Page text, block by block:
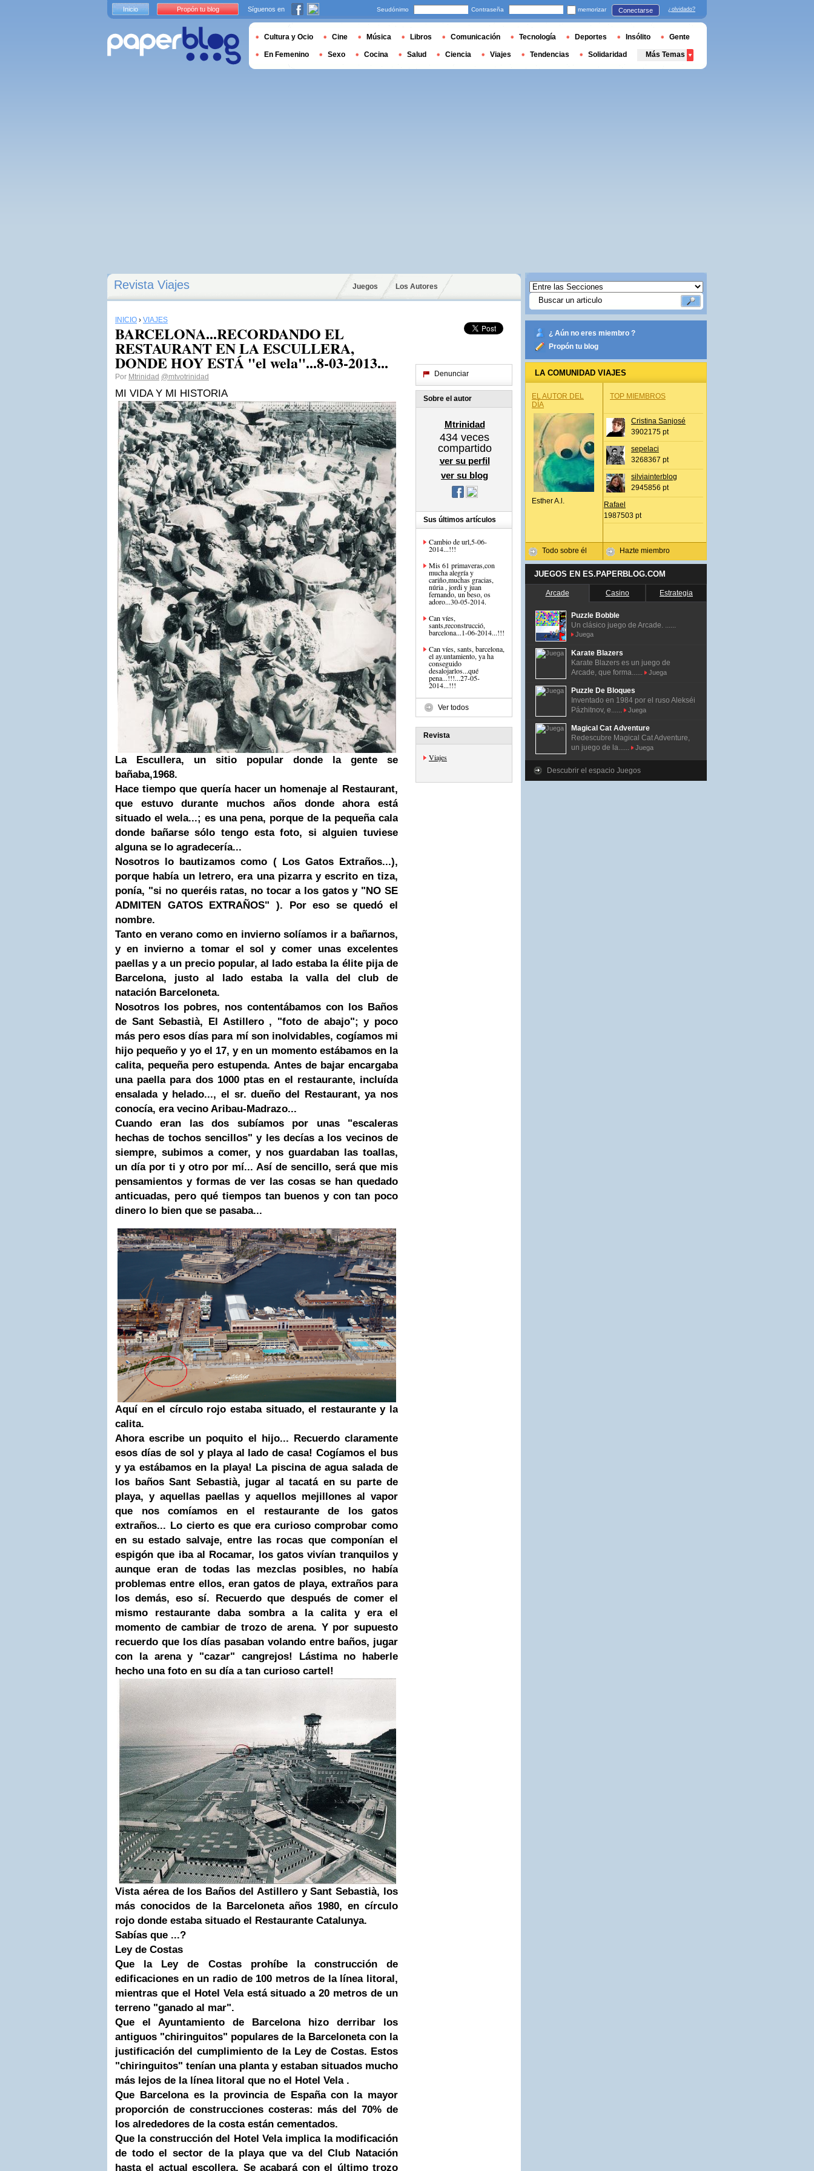
Revista Viajes Juegos Los Autores
INICIO › VIAJES
BARCELONA...RECORDANDO EL
RESTAURANT EN LA ESCULLERA,
DONDE HOY ESTÁ "el wela"...8-03-2013...
Por Mtrinidad @mtvotrinidad
MI VIDA Y MI HISTORIA
La Escullera, un sitio popular donde la gente se
bañaba,1968.
Hace tiempo que quería hacer un homenaje al Restaurant,
que estuvo durante muchos años donde ahora está
situado el wela...; es una pena, porque de la pequeña cala
donde bañarse sólo tengo esta foto, si alguien tuviese
alguna se lo agradecería...
Nosotros lo bautizamos como ( Los Gatos Extraños...),
porque había un letrero, era una pizarra y escrito en tiza,
ponía, "si no queréis ratas, no tocar a los gatos y "NO SE
ADMITEN GATOS EXTRAÑOS" ). Por eso se quedó el
nombre.
Tanto en verano como en invierno solíamos ir a bañarnos,
y en invierno a tomar el sol y comer unas excelentes
paellas y a un precio popular, al lado estaba la élite pija de
Barcelona, justo al lado estaba la valla del club de
natación Barceloneta.
Nosotros los pobres, nos contentábamos con los Baños
de Sant Sebastià, El Astillero , "foto de abajo"; y poco
más pero esos días para mí son inolvidables, cogíamos mi
hijo pequeño y yo el 17, y en un momento estábamos en la
calita, pequeña pero estupenda. Antes de bajar encargaba
una paella para dos 1000 ptas en el restaurante, incluída
ensalada y helado..., el sr. dueño del Restaurant, ya nos
conocía, era vecino Aribau-Madrazo...
Cuando eran las dos subíamos por unas "escaleras
hechas de tochos sencillos" y les decías a los vecinos de
siempre, subimos a comer, y nos guardaban las toallas,
un día por ti y otro por mí... Así de sencillo, será que mis
pensamientos y formas de ver las cosas se han quedado
anticuadas, pero qué tiempos tan buenos y con tan poco
dinero lo bien que se pasaba...
Aquí en el círculo rojo estaba situado, el restaurante y la
calita.
Ahora escribe un poquito el hijo... Recuerdo claramente
esos días de sol y playa al lado de casa! Cogíamos el bus
y ya estábamos en la playa! La piscina de agua salada de
los baños Sant Sebastià, jugar al tacatá en su parte de
playa, y aquellas paellas y aquellos mejillones al vapor
que nos comíamos en el restaurante de los gatos
extraños... Lo cierto es que era curioso comprobar como
en su estado salvaje, entre las rocas que componían el
espigón que iba al Rocamar, los gatos vivían tranquilos y
aunque eran de todas las mezclas posibles, no había
problemas entre ellos, eran gatos de playa, extraños para
los demás, eso sí. Recuerdo que después de comer el
mismo restaurante daba sombra a la calita y era el
momento de cambiar de trozo de arena. Y por supuesto
recuerdo que los días pasaban volando entre baños, jugar
con la arena y "cazar" cangrejos! Lástima no haberle
hecho una foto en su día a tan curioso cartel!
Vista aérea de los Baños del Astillero y Sant Sebastià, los
más conocidos de la Barceloneta años 1980, en círculo
rojo donde estaba situado el Restaurante Catalunya.
Sabías que ...?
Ley de Costas
Que la Ley de Costas prohíbe la construcción de
edificaciones en un radio de 100 metros de la línea litoral,
mientras que el Hotel Vela está situado a 20 metros de un
terreno "ganado al mar".
Que el Ayuntamiento de Barcelona hizo derribar los
antiguos "chiringuitos" populares de la Barceloneta con la
justificación del cumplimiento de la Ley de Costas. Estos
"chiringuitos" tenían una planta y estaban situados mucho
más lejos de la línea litoral que no el Hotel Vela .
Que Barcelona es la provincia de España con la mayor
proporción de construcciones costeras: más del 70% de
los alrededores de la costa están cementados.
Que la construcción del Hotel Vela implica la modificación
de todo el sector de la playa que va del Club Natación
hasta el actual escollera. Se acabará con el último trozo
Denunciar
Sobre el autor
Mtrinidad
434 veces
compartido
ver su perfil
ver su blog
Sus últimos artículos
Cambio de url,5-06-
2014...!!!
Mis 61 primaveras,con
mucha alegría y
cariño,muchas gracias,
núria , jordi y juan
fernando, un beso, os
adoro...30-05-2014.
Can víes,
sants,reconstrucció,
barcelona...1-06-2014...!!!
Can víes, sants, barcelona,
el ay.untamiento, ya ha
conseguido
desalojarlos...qué
pena...!!!...27-05-
2014...!!!
Ver todos
Revista
Viajes
¿ Aún no eres miembro ?
Propón tu blog
LA COMUNIDAD VIAJES
EL AUTOR DEL
DÍA
Esther A.l.
Todo sobre él
TOP MIEMBROS
Cristina Sanjosé
3902175 pt
sepelaci
3268367 pt
silviainterblog
2945856 pt
Rafael
1987503 pt
Hazte miembro
JUEGOS EN ES.PAPERBLOG.COM
Arcade Casino Estrategia
Puzzle Bobble
Un clásico juego de Arcade. ......
Juega
Karate Blazers
Karate Blazers es un juego de
Arcade, que forma......
Juega
Puzzle De Bloques
Inventado en 1984 por el ruso Alekséi
Pázhitnov, e......
Juega
Magical Cat Adventure
Redescubre Magical Cat Adventure,
un juego de la......
Juega
Descubrir el espacio Juegos
Inicio Propón tu blog Síguenos en Seudónimo Contraseña memorizar Conectarse ¿olvidado?
Cultura y Ocio Cine Música Libros Comunicación Tecnología Deportes Insólito Gente
En Femenino Sexo Cocina Salud Ciencia Viajes Tendencias Solidaridad Más Temas